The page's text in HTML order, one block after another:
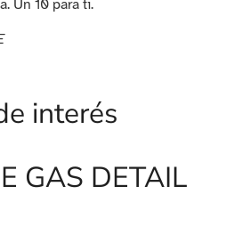
Un 10 para ti.
interés
GAS DETAIL